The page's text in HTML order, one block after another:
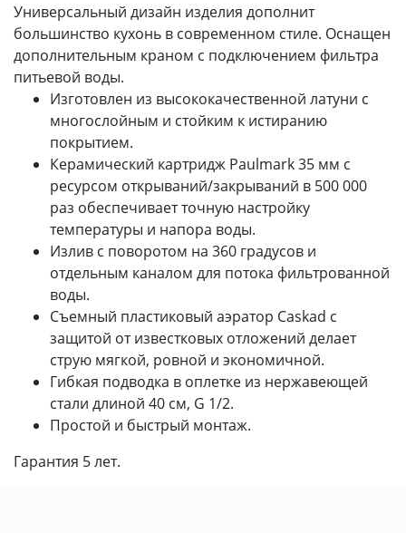
Универсальный дизайн изделия дополнит
большинство кухонь в современном стиле. Оснащен
дополнительным краном с подключением фильтра
питьевой воды.
Изготовлен из высококачественной латуни с
многослойным и стойким к истиранию
покрытием.
Керамический картридж Paulmark 35 мм с
ресурсом открываний/закрываний в 500 000
раз обеспечивает точную настройку
температуры и напора воды.
Излив с поворотом на 360 градусов и
отдельным каналом для потока фильтрованной
воды.
Съемный пластиковый аэратор Caskad с
защитой от известковых отложений делает
струю мягкой, ровной и экономичной.
Гибкая подводка в оплетке из нержавеющей
стали длиной 40 см, G 1/2.
Простой и быстрый монтаж.
Гарантия 5 лет.